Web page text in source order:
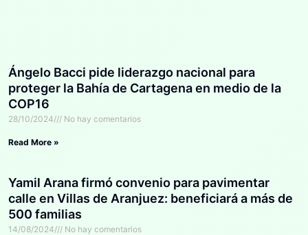
Ángelo Bacci pide liderazgo nacional para
proteger la Bahía de Cartagena en medio de la
COP16
28/10/2024 No hay comentarios
Read More »
Yamil Arana firmó convenio para pavimentar
calle en Villas de Aranjuez: beneficiará a más de
500 familias
14/08/2024 No hay comentarios